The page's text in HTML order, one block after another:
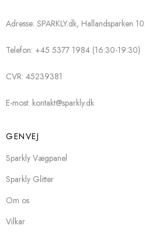
Adresse: SPARKLY.dk, Hallandsparken
Telefon: +45 5377 1984 (16:30-19:30)
CVR: 45239381
E-most: kontakt@sparkly.dk
GENVEJ
Sparkly Vægpanel
Sparkly Glitter
Om os
Vilkar